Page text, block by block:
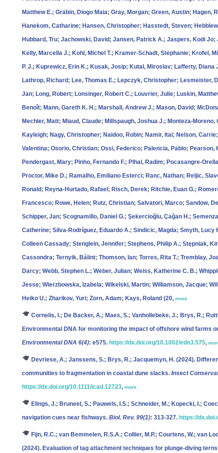
Matthew E.; Gräbin, Diogo Maia; Gray, Morgan; Green, Austin;
Hanekom, Catharine; Hansen, Christopher; Hasstedt, Steven;
Hubbard, Tru; Jachowski, David; Jansen, Patrick A.; Jaspers, Kodi
Kelly, Marcella J.; Kohl, Michel T.; Kramer-Schadt, Stephanie; Krofel,
P. J.; Kuprewicz, Erin K.; Kusak, Josip; Kutal, Miroslav; Lafferty,
Lathrop, Richard; Lee, Thomas E.; Lepczyk, Christopher; Lesmeister,
Jan; Long, Robert; Lonsinger, Robert C.; Louvrier, Julie; Luskin,
Benoît; Mann, Gareth K. H.; Marshall, Andrew J.; Mason, David;
Mechler, Matt; Miaud, Claude; Millspaugh, Joshua J.; Monteza-
Kayleigh; Nagy, Christopher; Naidoo, Robin; Namir, Itai; Nelson, Carrie;
Valentina; Osorio, Christian; Ossi, Federico; Palencia, Pablo;
Pendergast, Mary; Pinho, Fernando F.; Plhal, Radim; Pocasangre-
Proctor, Mike D.; Ramalho, Emiliano Esterci; Ranc, Nathan; Reljic,
Ronald; Reyna-Hurtado, Rafael; Risch, Derek; Ritchie, Euan G.;
Francesco; Rowe, Helen; Rutz, Christian; Salvatori, Marco; Sandow,
Schipper, Jan; Scognamillo, Daniel G.; Şekercioğlu, Çağan H.;
Catherine; Silva-Rodríguez, Eduardo A.; Sindicic, Magda; Smyth,
Colleen Cassady; Stenglein, Jennifer; Stephens, Philip A.; Stępniak,
Cassondra; Ternyik, Bálint; Thomson, Ian; Torres, Rita T.; Tremblay,
Darcy; Webb, Stephen L.; Weber, Julian; Weiss, Katherine C. B.;
Jesse; Wierzbowska, Izabela; Wikelski, Martin; Williamson, Jacque;
Heiko U.; Zharikov, Yuri; Zorn, Adam; Kays, Roland (20, more
Cornelis, I.; De Backer, A.; Maes, S.; Vanhollebeke, J.; Brys, R.;
Environmental DNA for monitoring the impact of offshore wind farms
Environmental DNA 6(4): e575. https://dx.doi.org/10.1002/edn3.575,
Devriese, A.; Janssens, S.; Brys, R.; Jacquemyn, H. (2024).
communities to fragmentation in coastal dune slacks. Insect
https://dx.doi.org/10.1111/icad.12723, more
Elings, J.; Bruneel, S.; Pauwels, I.S.; Schneider, M.; Kopecki, I.;
navigation cues near fishways. Biol. Rev. 99(1): 313-327. https://
Fijn, R.C.; van Bemmelen, R.S.A.; Collier, M.P.; Courtens, W.; van
(2024). Evaluation of tag attachment techniques for plunge-diving